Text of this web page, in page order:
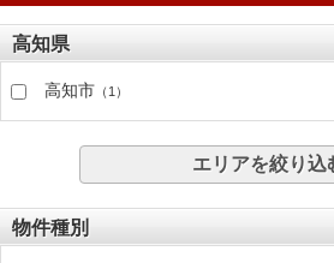
高知県
高知市 （1）
エリアを絞り込
物件種別